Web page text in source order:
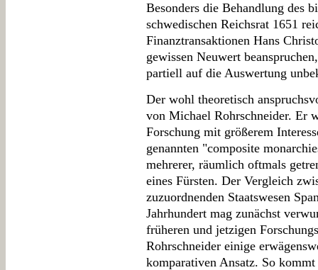
Besonders die Behandlung des
schwedischen Reichsrat 1651
Finanztransaktionen Hans
gewissen Neuwert
partiell auf die Auswertung
Der wohl theoretisch
von Michael Rohrschneider. Er
Forschung mit größerem
genannten "composite
mehrerer, räumlich oftmals
eines Fürsten. Der Vergleich
zuzuordnenden Staatswesen
Jahrhundert mag zunächst
früheren und jetzigen
Rohrschneider einige
komparativen Ansatz. So